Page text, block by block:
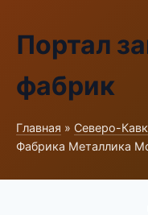
Портал
фабрик
Главная » Северо-
Фабрика Металлика